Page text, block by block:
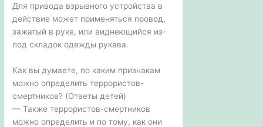
Для привода взрывного устройства в
действие может применяться провод,
зажатый в руке, или виднеющийся из-
под складок одежды рукава.
Как вы думаете, по каким признакам
можно определить террористов-
смертников? (Ответы детей)
— Также террористов-смертников
можно определить и по тому, как они